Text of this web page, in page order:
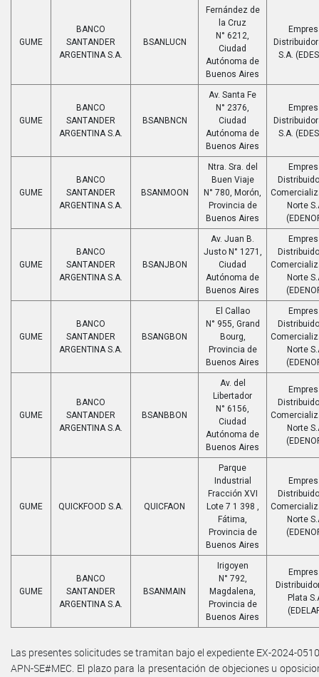
GUME
BANCO
SANTANDER
ARGENTINA S.A.
BSANLUCN
Fernández de
la Cruz
N° 6212,
Ciudad
Autónoma de
Buenos Aires
S.A.
GUME
BANCO
SANTANDER
ARGENTINA S.A.
BSANBNCN
Av. Santa Fe
N° 2376,
Ciudad
Autónoma de
Buenos Aires
S.A.
GUME
BANCO
SANTANDER
ARGENTINA S.A.
BSANMOON
Ntra. Sra. del
Buen Viaje
N° 780, Morón,
Provincia de
Buenos Aires
Norte
GUME
BANCO
SANTANDER
ARGENTINA S.A.
BSANJBON
Av. Juan B.
Justo N° 1271,
Ciudad
Autónoma de
Buenos Aires
Norte
GUME
BANCO
SANTANDER
ARGENTINA S.A.
BSANGBON
El Callao
N° 955, Grand
Bourg,
Provincia de
Buenos Aires
Norte
GUME
BANCO
SANTANDER
ARGENTINA S.A.
BSANBBON
Av. del
Libertador
N° 6156,
Ciudad
Autónoma de
Buenos Aires
Norte
GUME QUICKFOOD S.A. QUICFAON
Parque
Industrial
Fracción XVI
Lote 7 1 398 ,
Fátima,
Provincia de
Buenos Aires
Norte
GUME
BANCO
SANTANDER
ARGENTINA S.A.
BSANMAIN
Irigoyen
N° 792,
Magdalena,
Provincia de
Buenos Aires
Plata
Las presentes solicitudes se tramitan bajo el expediente EX-2024-
APN-SE#MEC. El plazo para la presentación de objeciones u